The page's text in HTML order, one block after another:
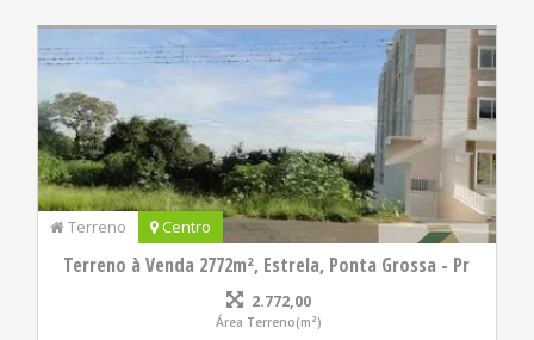
Terreno Centro
Terreno à Venda 2772m², Estrela, Ponta Grossa - Pr
2.772,00
Área Terreno(m²)